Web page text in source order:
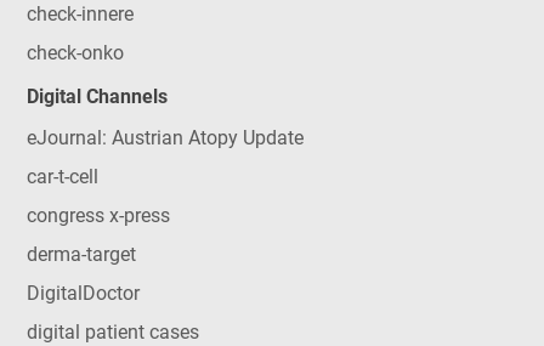
check-innere
check-onko
Digital Channels
eJournal: Austrian Atopy Update
car-t-cell
congress x-press
derma-target
DigitalDoctor
digital patient cases